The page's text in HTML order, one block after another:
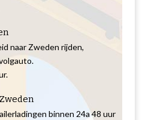
naar Zweden rijden,
binnen 24a 48 uur